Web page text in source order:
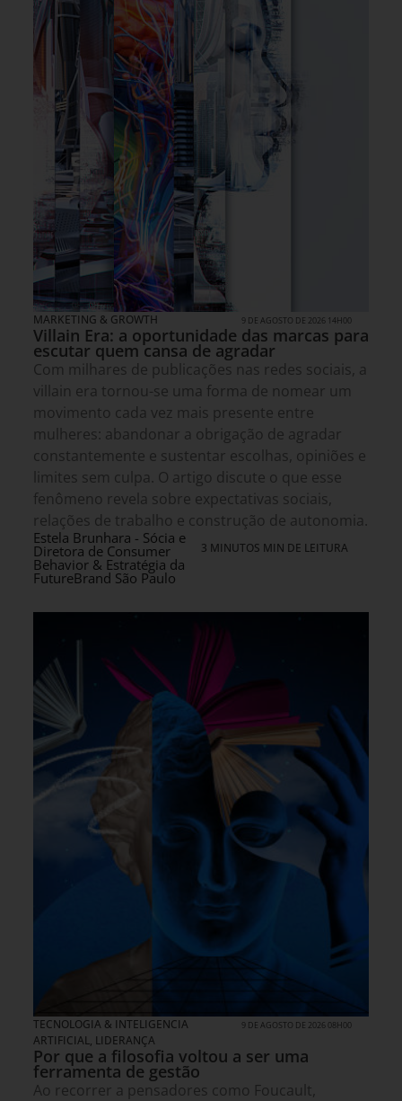
MARKETING & GROWTH 9 DE AGOSTO DE 2026 14H00
Villain Era: a oportunidade das marcas para
escutar quem cansa de agradar
Com milhares de publicações nas redes sociais, a
villain era tornou-se uma forma de nomear um
movimento cada vez mais presente entre
mulheres: abandonar a obrigação de agradar
constantemente e sustentar escolhas, opiniões e
limites sem culpa. O artigo discute o que esse
fenômeno revela sobre expectativas sociais,
relações de trabalho e construção de autonomia.
Estela Brunhara - Sócia e
Diretora de Consumer
Behavior & Estratégia da
FutureBrand São Paulo
3 MINUTOS MIN DE LEITURA
TECNOLOGIA & INTELIGENCIA
ARTIFICIAL, LIDERANÇA
9 DE AGOSTO DE 2026 08H00
Por que a filosofia voltou a ser uma
ferramenta de gestão
Ao recorrer a pensadores como Foucault,